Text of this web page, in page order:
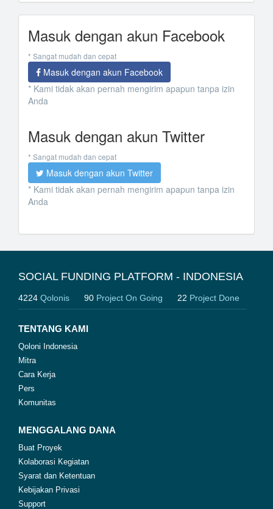
Masuk dengan akun Facebook
* Sangat mudah dan cepat
Masuk dengan akun Facebook
* Kami tidak akan pernah mengirim apapun tanpa izin
Anda
Masuk dengan akun Twitter
* Sangat mudah dan cepat
Masuk dengan akun Twitter
* Kami tidak akan pernah mengirim apapun tanpa izin
Anda
SOCIAL FUNDING PLATFORM - INDONESIA
4224 Qolonis 90 Project On Going 22 Project Done
TENTANG KAMI
Qoloni Indonesia
Mitra
Cara Kerja
Pers
Komunitas
MENGGALANG DANA
Buat Proyek
Kolaborasi Kegiatan
Syarat dan Ketentuan
Kebijakan Privasi
Support